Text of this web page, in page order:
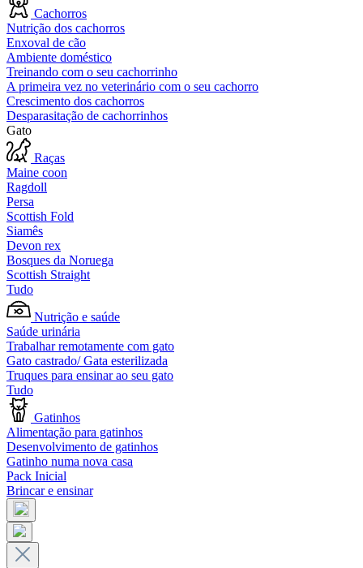
Cachorros
Nutrição dos cachorros
Enxoval de cão
Ambiente doméstico
Treinando com o seu cachorrinho
A primeira vez no veterinário com o seu cachorro
Crescimento dos cachorros
Desparasitação de cachorrinhos
Gato
Raças
Maine coon
Ragdoll
Persa
Scottish Fold
Siamês
Devon rex
Bosques da Noruega
Scottish Straight
Tudo
Nutrição e saúde
Saúde urinária
Trabalhar remotamente com gato
Gato castrado/ Gata esterilizada
Truques para ensinar ao seu gato
Tudo
Gatinhos
Alimentação para gatinhos
Desenvolvimento de gatinhos
Gatinho numa nova casa
Pack Inicial
Brincar e ensinar